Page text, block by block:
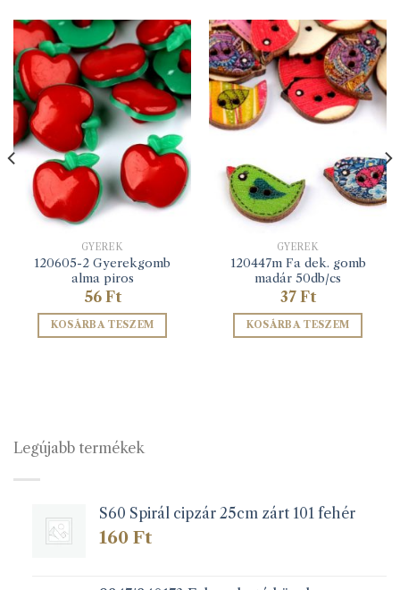
GYEREK
120605-2 Gyerekgomb
alma piros
56 Ft
KOSÁRBA TESZEM
GYEREK
120447m Fa dek. gomb
madár 50db/cs
37 Ft
KOSÁRBA TESZEM
Legújabb termékek
S60 Spirál cipzár 25cm zárt 101 fehér
160 Ft